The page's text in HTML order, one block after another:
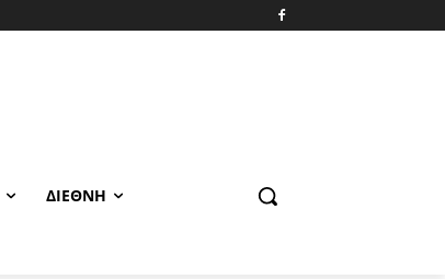
ΔΙΕΘΝΉ